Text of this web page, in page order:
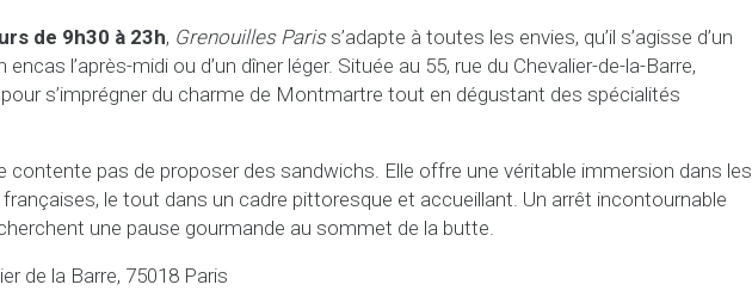
de 9h30 à 23h, Grenouilles Pariss’adapte à toutes les envies, qu’il s’agisse d’un
encas l’après-midi ou d’un dîner léger. Située au 55, rue du Chevalier-de-la-Barre,
pour s’imprégner du charme de Montmartre tout en dégustant des spécialités
contente pas de proposer des sandwichs. Elle offre une véritable immersion dans les
le tout dans un cadre pittoresque et accueillant. Un arrêt incontournable
une pause gourmande au sommet de la butte.
de la Barre, 75018 Paris